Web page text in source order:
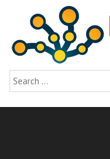
content
Search
for: